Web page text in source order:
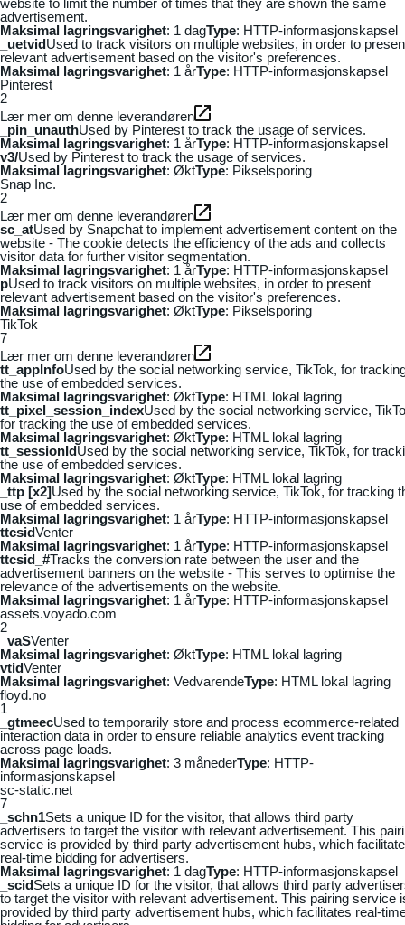
advertisement.
Maksimal lagringsvarighet: 1 dagType: HTTP-informasjonskapsel
_uetvidUsed to track visitors on multiple websites, in order to
relevant advertisement based on the visitor's preferences.
Maksimal lagringsvarighet: 1 årType: HTTP-informasjonskapsel
Pinterest
2
Lær mer om denne leverandøren
_pin_unauthUsed by Pinterest to track the usage of services.
Maksimal lagringsvarighet: 1 årType: HTTP-informasjonskapsel
v3/Used by Pinterest to track the usage of services.
Maksimal lagringsvarighet: ØktType: Pikselsporing
Snap Inc.
2
Lær mer om denne leverandøren
sc_atUsed by Snapchat to implement advertisement content on the
website - The cookie detects the efficiency of the ads and collects
visitor data for further visitor segmentation.
Maksimal lagringsvarighet: 1 årType: HTTP-informasjonskapsel
pUsed to track visitors on multiple websites, in order to present
relevant advertisement based on the visitor's preferences.
Maksimal lagringsvarighet: ØktType: Pikselsporing
TikTok
7
Lær mer om denne leverandøren
tt_appInfoUsed by the social networking service, TikTok, for
the use of embedded services.
Maksimal lagringsvarighet: ØktType: HTML lokal lagring
tt_pixel_session_indexUsed by the social networking service,
for tracking the use of embedded services.
Maksimal lagringsvarighet: ØktType: HTML lokal lagring
tt_sessionIdUsed by the social networking service, TikTok, for
the use of embedded services.
Maksimal lagringsvarighet: ØktType: HTML lokal lagring
_ttp [x2]Used by the social networking service, TikTok, for tracking
use of embedded services.
Maksimal lagringsvarighet: 1 årType: HTTP-informasjonskapsel
ttcsidVenter
Maksimal lagringsvarighet: 1 årType: HTTP-informasjonskapsel
ttcsid_#Tracks the conversion rate between the user and the
advertisement banners on the website - This serves to optimise the
relevance of the advertisements on the website.
Maksimal lagringsvarighet: 1 årType: HTTP-informasjonskapsel
assets.voyado.com
2
_vaSVenter
Maksimal lagringsvarighet: ØktType: HTML lokal lagring
vtidVenter
Maksimal lagringsvarighet: VedvarendeType: HTML lokal lagring
floyd.no
1
_gtmeecUsed to temporarily store and process ecommerce-related
interaction data in order to ensure reliable analytics event tracking
across page loads.
Maksimal lagringsvarighet: 3 månederType: HTTP-
informasjonskapsel
sc-static.net
7
_schn1Sets a unique ID for the visitor, that allows third party
advertisers to target the visitor with relevant advertisement. This
service is provided by third party advertisement hubs, which
real-time bidding for advertisers.
Maksimal lagringsvarighet: 1 dagType: HTTP-informasjonskapsel
_scidSets a unique ID for the visitor, that allows third party
to target the visitor with relevant advertisement. This pairing service
provided by third party advertisement hubs, which facilitates real-